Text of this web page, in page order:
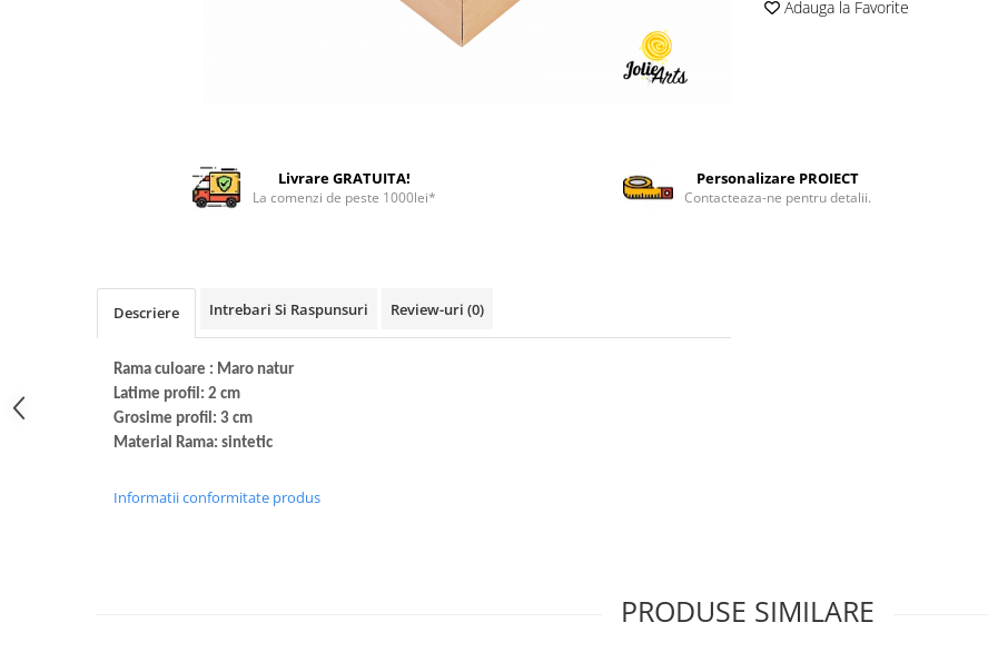
Adauga la Favorite
Livrare GRATUITA!
La comenzi de peste 1000lei*
Personalizare PROIECT
Contacteaza-ne pentru detalii.
Descriere Intrebari Si Raspunsuri Review-uri (0)
Rama culoare : Maro natur
Latime profil: 2 cm
Grosime profil: 3 cm
Material Rama: sintetic
Informatii conformitate produs
PRODUSE SIMILARE